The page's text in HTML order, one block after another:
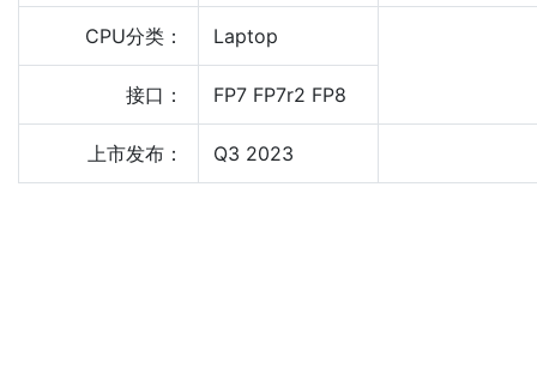
CPU分类： Laptop
接口： FP7 FP7r2 FP8
上市发布： Q3 2023